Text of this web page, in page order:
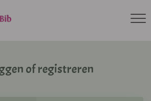
of registreren